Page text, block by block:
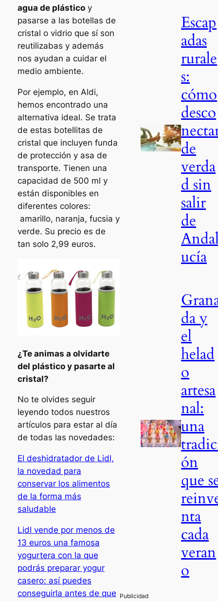
agua de plásticoy
pasarse a las botellas de
cristal o vidrio que sí son
reutilizabas y además
nos ayudan a cuidar el
medio ambiente.
Por ejemplo, en Aldi,
hemos encontrado una
alternativa ideal. Se trata
de estas botellitas de
cristal que incluyen funda
de protección y asa de
transporte. Tienen una
capacidad de 500 ml y
están disponibles en
diferentes colores:
amarillo, naranja, fucsia y
verde. Su precio es de
tan solo 2,99 euros.
¿Te animas a olvidarte
del plástico y pasarte al
cristal?
No te olvides seguir
leyendo todos nuestros
artículos para estar al día
de todas las novedades:
El deshidratador de Lidl,
la novedad para
conservar los alimentos
de la forma más
saludable
Lidl vende por menos de
13 euros una famosa
yogurtera con la que
podrás preparar yogur
casero: así puedes
conseguirla antes de que
Escap
adas
rurale
s:
cómo
desco
de
verda
d sin
salir
de
ucía
da y
el
helad
o
artesa
nal:
una
ón
que
nta
cada
veran
o